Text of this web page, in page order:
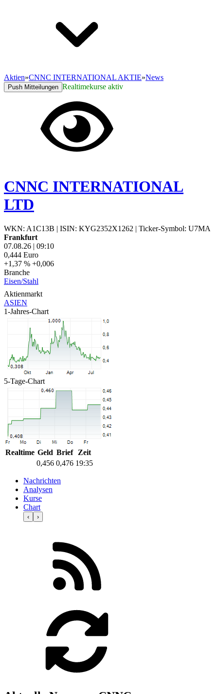
Aktien»CNNC INTERNATIONAL AKTIE»News
Push Mitteilungen Realtimekurse aktiv
CNNC INTERNATIONAL
LTD
WKN: A1C13B | ISIN: KYG2352X1262 | Ticker-Symbol: U7MA
Frankfurt
07.08.26 | 09:10
0,444 Euro
+1,37 % +0,006
Branche
Eisen/Stahl
Aktienmarkt
ASIEN
1-Jahres-Chart
5-Tage-Chart
Realtime Geld Brief
Zeit
0,456 0,476 19:35
Nachrichten
Analysen
Kurse
Chart
‹ ›